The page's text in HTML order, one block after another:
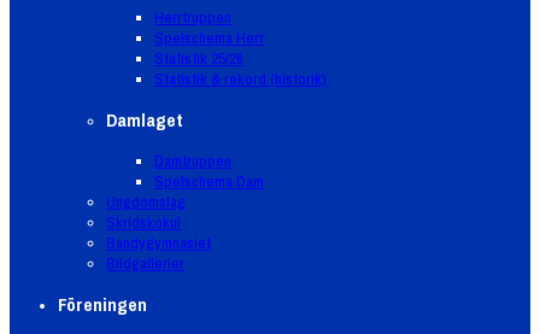
Herrtruppen
Spelschema Herr
Statistik 25/26
Statistik & rekord (historik)
Damlaget
Damtruppen
Spelschema Dam
Ungdomslag
Skridskokul
Bandygymnasiet
Bildgallerier
Föreningen